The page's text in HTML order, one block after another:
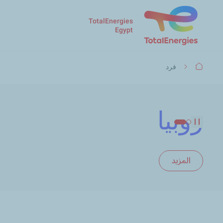
TotalEnergies
Egypt
مسار فرد
المزيد
روبيا
المزيد
Pause